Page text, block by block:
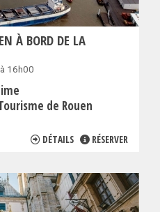
À BORD DE LA
16h00
de Rouen
DÉTAILS RÉSERVER